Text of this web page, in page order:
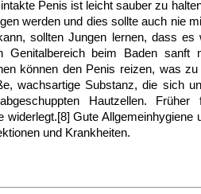
Penis ist leicht sauber zu
werden und dies sollte auch nie
sollten Jungen lernen, dass
beim Baden sanft
können den Penis reizen, was
wachsartige Substanz, die sich
Hautzellen.
Gute Allgemeinhygiene
und Krankheiten.